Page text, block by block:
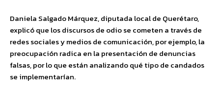
Daniela Salgado Márquez, diputada local de Querétaro,
explicó que los discursos de odio se cometen a través de
redes sociales y medios de comunicación, por ejemplo, la
preocupación radica en la presentación de denuncias
falsas, por lo que están analizando qué tipo de candados
se implementarían.